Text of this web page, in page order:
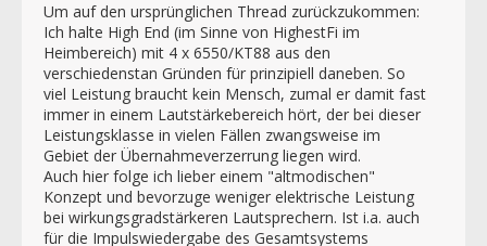
Um auf den ursprünglichen Thread zurückzukommen:
Ich halte High End (im Sinne von HighestFi im
Heimbereich) mit 4 x 6550/KT88 aus den
verschiedenstan Gründen für prinzipiell daneben. So
viel Leistung braucht kein Mensch, zumal er damit fast
immer in einem Lautstärkebereich hört, der bei dieser
Leistungsklasse in vielen Fällen zwangsweise im
Gebiet der Übernahmeverzerrung liegen wird.
Auch hier folge ich lieber einem "altmodischen"
Konzept und bevorzuge weniger elektrische Leistung
bei wirkungsgradstärkeren Lautsprechern. Ist i.a. auch
für die Impulswiedergabe des Gesamtsystems